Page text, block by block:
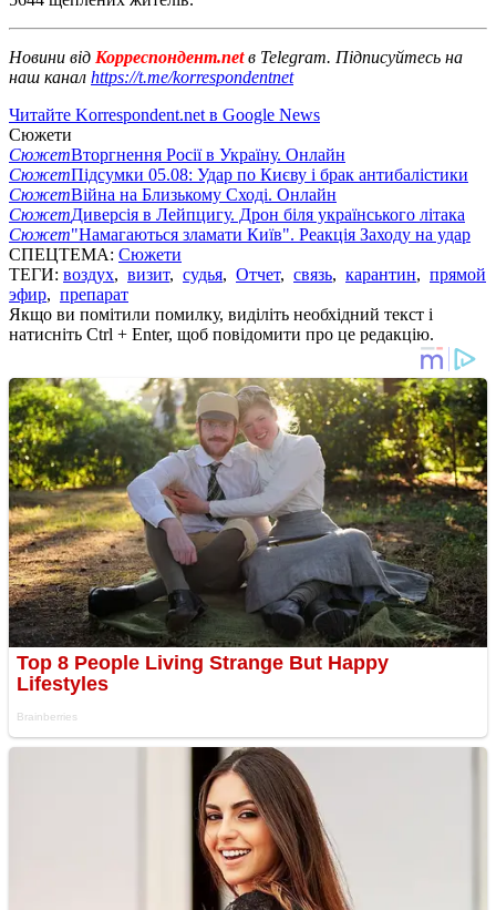
Новини від Корреспондент.netв Telegram. Підписуйтесь на
наш канал https://t.me/korrespondentnet
Читайте Korrespondent.net в Google News
Сюжети
СюжетВторгнення Росії в Україну. Онлайн
СюжетПідсумки 05.08: Удар по Києву і брак антибалістики
СюжетВійна на Близькому Сході. Онлайн
СюжетДиверсія в Лейпцигу. Дрон біля українського літака
Сюжет"Намагаються зламати Київ". Реакція Заходу на удар
СПЕЦТЕМА: Сюжети
ТЕГИ: воздух, визит, судья, Отчет, связь, карантин, прямой
эфир, препарат
Якщо ви помітили помилку, виділіть необхідний текст і
натисніть Ctrl + Enter, щоб повідомити про це редакцію.